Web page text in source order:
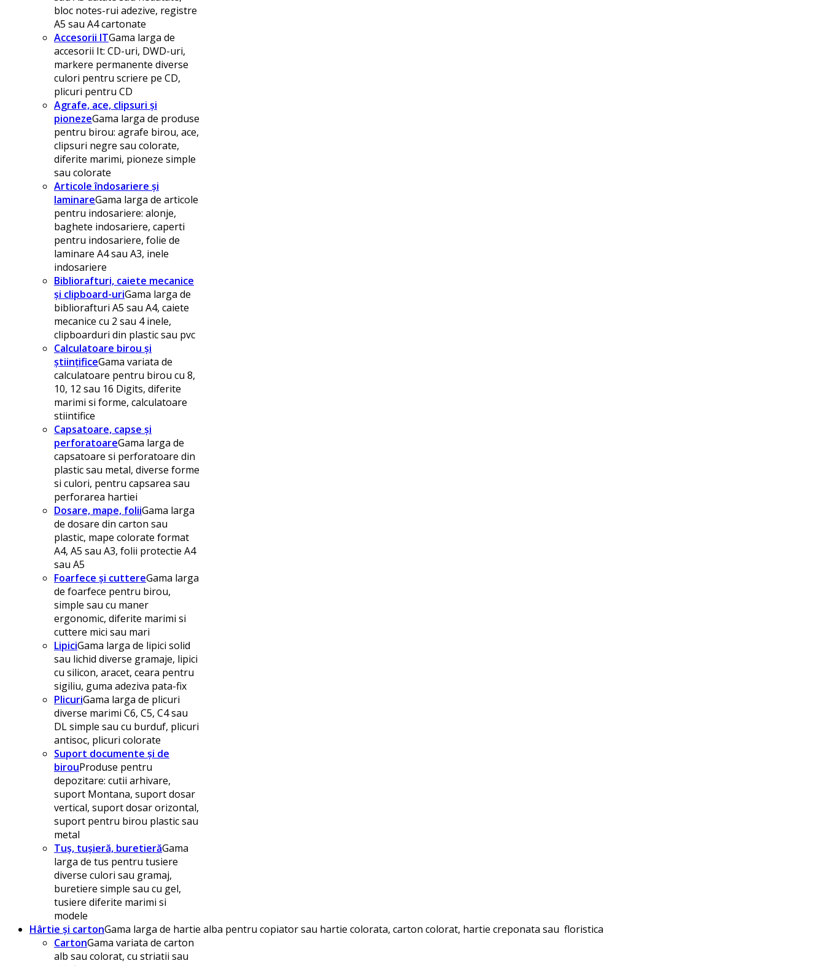
bloc notes-rui adezive, registre
A5 sau A4 cartonate
Accesorii ITGama larga de
accesorii It: CD-uri, DWD-uri,
markere permanente diverse
culori pentru scriere pe CD,
plicuri pentru CD
Agrafe, ace, clipsuri și
pionezeGama larga de produse
pentru birou: agrafe birou, ace,
clipsuri negre sau colorate,
diferite marimi, pioneze simple
sau colorate
Articole îndosariere și
laminareGama larga de articole
pentru indosariere: alonje,
baghete indosariere, caperti
pentru indosariere, folie de
laminare A4 sau A3, inele
indosariere
Bibliorafturi, caiete mecanice
și clipboard-uriGama larga de
bibliorafturi A5 sau A4, caiete
mecanice cu 2 sau 4 inele,
clipboarduri din plastic sau pvc
Calculatoare birou și
științificeGama variata de
calculatoare pentru birou cu 8,
10, 12 sau 16 Digits, diferite
marimi si forme, calculatoare
stiintifice
Capsatoare, capse și
perforatoareGama larga de
capsatoare si perforatoare din
plastic sau metal, diverse forme
si culori, pentru capsarea sau
perforarea hartiei
Dosare, mape, foliiGama larga
de dosare din carton sau
plastic, mape colorate format
A4, A5 sau A3, folii protectie A4
sau A5
Foarfece și cuttereGama larga
de foarfece pentru birou,
simple sau cu maner
ergonomic, diferite marimi si
cuttere mici sau mari
LipiciGama larga de lipici solid
sau lichid diverse gramaje, lipici
cu silicon, aracet, ceara pentru
sigiliu, guma adeziva pata-fix
PlicuriGama larga de plicuri
diverse marimi C6, C5, C4 sau
DL simple sau cu burduf, plicuri
antisoc, plicuri colorate
Suport documente și de
birouProduse pentru
depozitare: cutii arhivare,
suport Montana, suport dosar
vertical, suport dosar orizontal,
suport pentru birou plastic sau
metal
Tuș, tușieră, buretierăGama
larga de tus pentru tusiere
diverse culori sau gramaj,
buretiere simple sau cu gel,
tusiere diferite marimi si
modele
Hârtie și cartonGama larga de hartie alba pentru copiator sau hartie colorata, carton colorat, hartie creponata sau floristica
CartonGama variata de carton
alb sau colorat, cu striatii sau